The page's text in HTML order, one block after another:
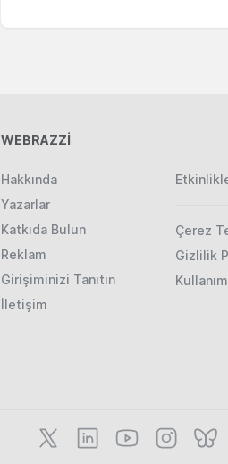
WEBRAZZİ
Hakkında
Yazarlar
Katkıda Bulun
Reklam
Girişiminizi Tanıtın
İletişim
Çerez
Gizlilik